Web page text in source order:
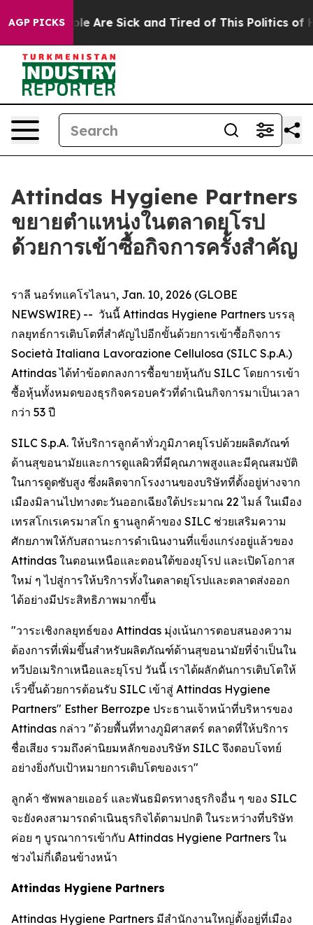
AGP PICKS
“People Are Sick and Tired of This Politics of
Attindas Hygiene Partners
ขยายตำแหน่งในตลาดยุโรป
ด้วยการเข้าซื้อกิจการครั้งสำคัญ
ราลี นอร์ทแคโรไลนา, Jan. 10, 2026 (GLOBE
NEWSWIRE) -- วันนี้ Attindas Hygiene Partners บรรลุ
กลยุทธ์การเติบโตที่สำคัญไปอีกขั้นด้วยการเข้าซื้อกิจการ
Società Italiana Lavorazione Cellulosa (SILC S.p.A.)
Attindas ได้ทำข้อตกลงการซื้อขายหุ้นกับ SILC โดยการเข้า
ซื้อหุ้นทั้งหมดของธุรกิจครอบครัวที่ดำเนินกิจการมาเป็นเวลา
กว่า 53 ปี
SILC S.p.A. ให้บริการลูกค้าทั่วภูมิภาคยุโรปด้วยผลิตภัณฑ์
ด้านสุขอนามัยและการดูแลผิวที่มีคุณภาพสูงและมีคุณสมบัติ
ในการดูดซับสูง ซึ่งผลิตจากโรงงานของบริษัทที่ตั้งอยู่ห่างจาก
เมืองมิลานไปทางตะวันออกเฉียงใต้ประมาณ 22 ไมล์ ในเมือง
เทรสโกเรเครมาสโก ฐานลูกค้าของ SILC ช่วยเสริมความ
ศักยภาพให้กับสถานะการดำเนินงานที่แข็งแกร่งอยู่แล้วของ
Attindas ในตอนเหนือและตอนใต้ของยุโรป และเปิดโอกาส
ใหม่ ๆ ไปสู่การให้บริการทั้งในตลาดยุโรปและตลาดส่งออก
ได้อย่างมีประสิทธิภาพมากขึ้น
"วาระเชิงกลยุทธ์ของ Attindas มุ่งเน้นการตอบสนองความ
ต้องการที่เพิ่มขึ้นสำหรับผลิตภัณฑ์ด้านสุขอนามัยที่จำเป็นใน
ทวีปอเมริกาเหนือและยุโรป วันนี้ เราได้ผลักดันการเติบโตให้
เร็วขึ้นด้วยการต้อนรับ SILC เข้าสู่ Attindas Hygiene
Partners" Esther Berrozpe ประธานเจ้าหน้าที่บริหารของ
Attindas กล่าว "ด้วยพื้นที่ทางภูมิศาสตร์ ตลาดที่ให้บริการ
ชื่อเสียง รวมถึงค่านิยมหลักของบริษัท SILC จึงตอบโจทย์
อย่างยิ่งกับเป้าหมายการเติบโตของเรา"
ลูกค้า ซัพพลายเออร์ และพันธมิตรทางธุรกิจอื่น ๆ ของ SILC
จะยังคงสามารถดำเนินธุรกิจได้ตามปกติ ในระหว่างที่บริษัท
ค่อย ๆ บูรณาการเข้ากับ Attindas Hygiene Partners ใน
ช่วงไม่กี่เดือนข้างหน้า
Attindas Hygiene Partners
Attindas Hygiene Partners มีสำนักงานใหญ่ตั้งอยู่ที่เมือง